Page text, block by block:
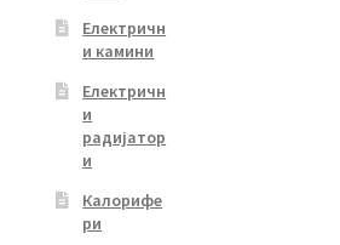
Електричн
и камини
Електричн
и
радијатор
и
Калорифе
ри